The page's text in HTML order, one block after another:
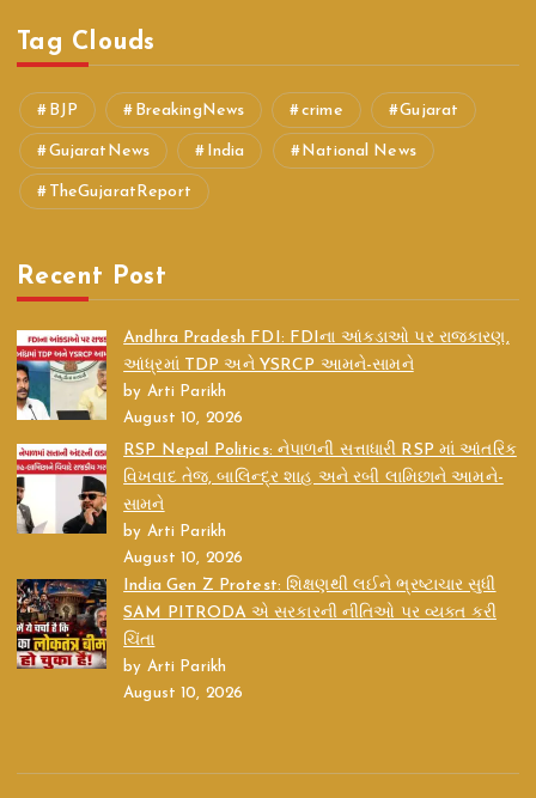
Tag Clouds
BJP BreakingNews crime Gujarat
GujaratNews India National News
TheGujaratReport
Recent Post
Andhra Pradesh FDI: FDIના આંકડાઓ પર રાજકારણ,
આંધ્રમાં TDP અને YSRCP આમને-સામને
by Arti Parikh
August 10, 2026
RSP Nepal Politics: નેપાળની સત્તાધારી RSP માં આંતરિક
વિખવાદ તેજ, બાલિન્દ્ર શાહ અને રબી લામિછાને આમને-
સામને
by Arti Parikh
August 10, 2026
India Gen Z Protest: શિક્ષણથી લઈને ભ્રષ્ટાચાર સુધી
SAM PITRODA એ સરકારની નીતિઓ પર વ્યક્ત કરી
ચિંતા
by Arti Parikh
August 10, 2026